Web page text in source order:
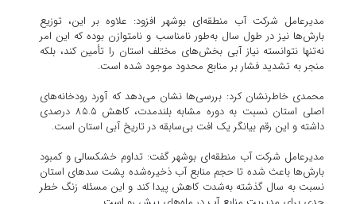
مدیرعامل شرکت آب منطقه‌ای بوشهر افزود: علاوه بر این، توزیع
بارش‌ها نیز در طول سال به‌طور نامناسب و نامتوازن بوده که این امر
نه‌تنها نتوانسته نیاز آبی بخش‌های مختلف استان را تأمین کند، بلکه
منجر به تشدید فشار بر منابع محدود موجود شده است.
محمدی خاطرنشان کرد: بررسی‌ها نشان می‌دهد که آورد رودخانه‌های
اصلی استان نسبت به دوره مشابه بلندمدت، کاهش ۸۵.۵ درصدی
داشته و این رقم بیانگر یک افت بی‌سابقه در تاریخ آبی استان است.
مدیرعامل شرکت آب منطقه‌ای بوشهر گفت: تداوم خشکسالی و کمبود
بارش‌ها باعث شده تا حجم منابع آب ذخیره‌شده پشت سدهای استان
نسبت به سال گذشته به‌شدت کاهش پیدا کند و این مسئله زنگ خطر